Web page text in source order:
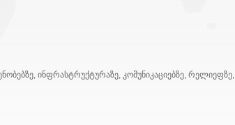
ინფრასტრუქტურაზე, კომუნიკაციებზე, რელიეფზე,